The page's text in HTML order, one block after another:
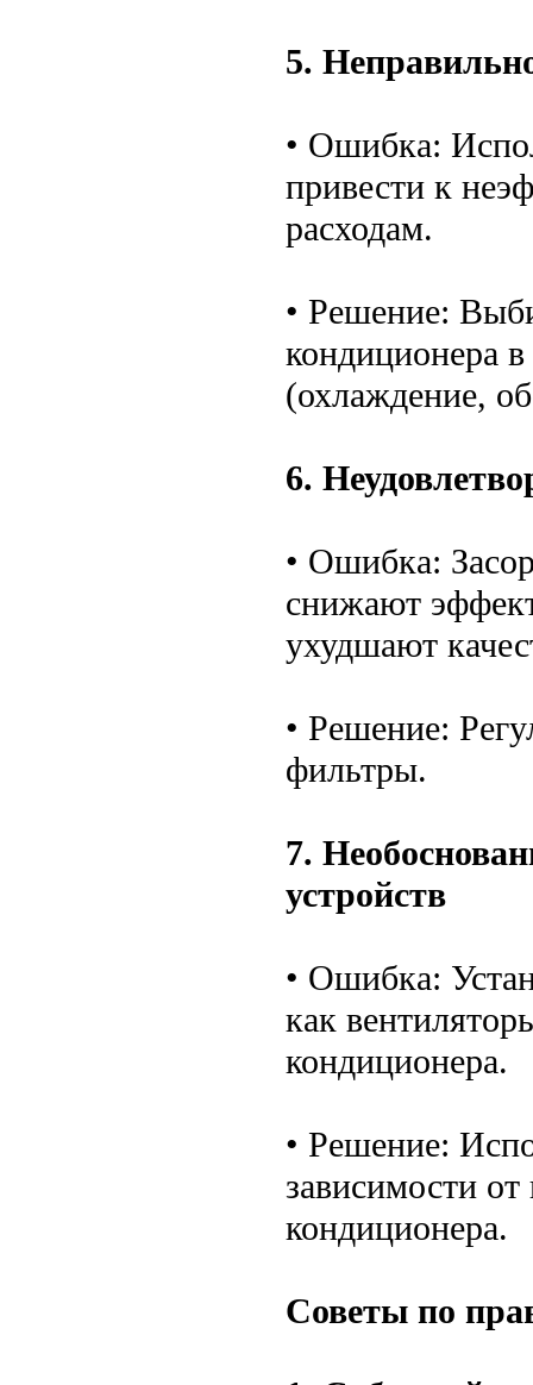
5.
• Ошибка:
привести к
расходам.
• Решение:
кондиционера
(охлаждение,
6.
• Ошибка:
снижают
ухудшают
• Решение:
фильтры.
7.
устройств
• Ошибка:
как
кондиционера.
• Решение:
зависимости
кондиционера.
Советы по